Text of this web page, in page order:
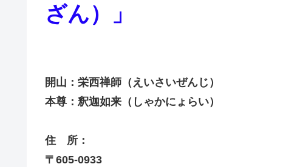
ざん）」
開山：栄西禅師（えいさいぜんじ）
本尊：釈迦如来（しゃかにょらい）
住 所：
〒605-0933